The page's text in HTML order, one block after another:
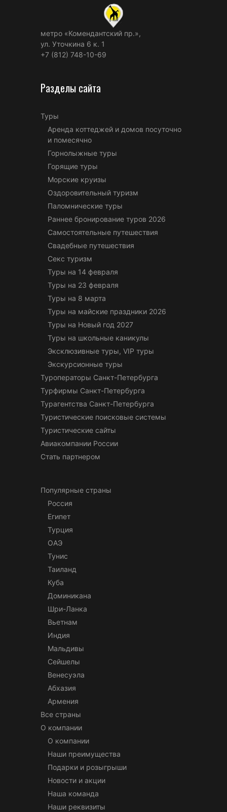
метро «Комендантский пр.»,
ул. Уточкина 6 к. 1
+7 (812) 748-10-69
Разделы сайта
Туры
Аренда коттеджей и домов посуточно
и помесячно
Горнолыжные туры
Горящие туры
Морские круизы
Оздоровительный туризм
Паломнические туры
Раннее бронирование туров 2026
Самостоятельные путешествия
Свадебные путешествия
Секс туризм
Туры на 14 февраля
Туры на 23 февраля
Туры на 8 марта
Туры на майские праздники 2026
Туры на Новый год 2027
Туры на школьные каникулы
Эксклюзивные туры, VIP туры
Экскурсионные туры
Туроператоры Санкт-Петербурга
Турфирмы Санкт-Петербурга
Турагентства Санкт-Петербурга
Туристические поисковые системы
Туристические сайты
Авиакомпании России
Стать партнером
Популярные страны
Россия
Египет
Турция
ОАЭ
Тунис
Таиланд
Куба
Доминикана
Шри-Ланка
Вьетнам
Индия
Мальдивы
Сейшелы
Венесуэла
Абхазия
Армения
Все страны
О компании
О компании
Наши преимущества
Подарки и розыгрыши
Новости и акции
Наша команда
Наши реквизиты